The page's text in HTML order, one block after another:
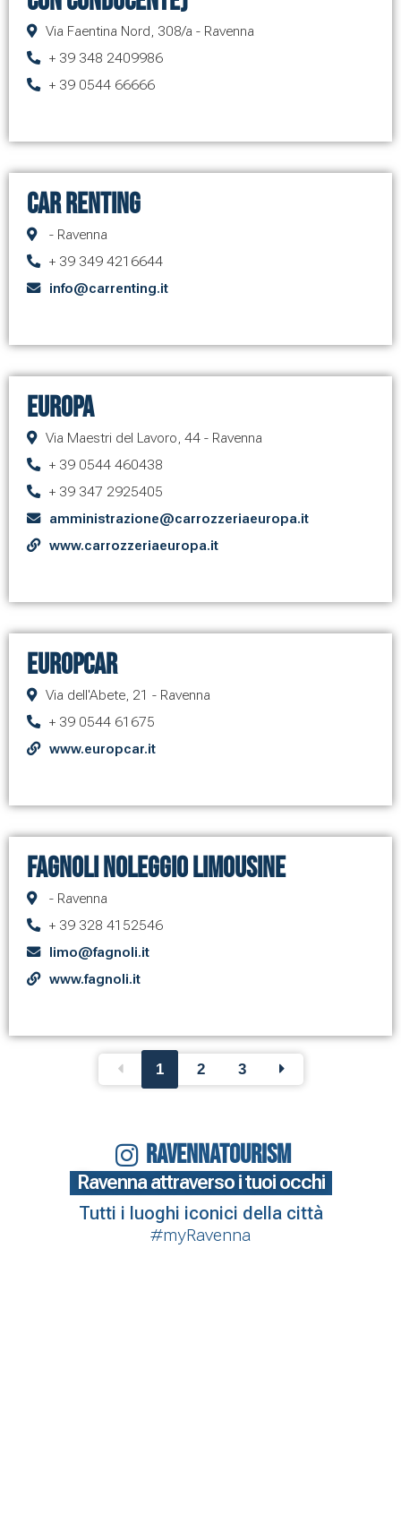
Via Faentina Nord, 308/a - Ravenna
+ 39 348 2409986
+ 39 0544 66666
CAR RENTING
- Ravenna
+ 39 349 4216644
info@carrenting.it
Europa
Via Maestri del Lavoro, 44 - Ravenna
+ 39 0544 460438
+ 39 347 2925405
amministrazione@carrozzeriaeuropa.it
www.carrozzeriaeuropa.it
Europcar
Via dell'Abete, 21 - Ravenna
+ 39 0544 61675
www.europcar.it
Fagnoli Noleggio Limousine
- Ravenna
+ 39 328 4152546
limo@fagnoli.it
www.fagnoli.it
1 2 3
RAVENNATOURISM
Ravenna attraverso i tuoi occhi
Tutti i luoghi iconici della città
#myRavenna